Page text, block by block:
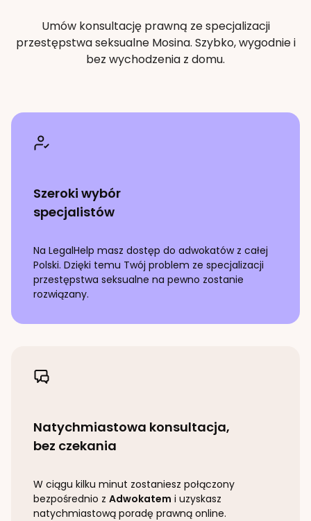
Umów konsultację prawną ze specjalizacji
przestępstwa seksualneMosina. Szybko, wygodnie i
bez wychodzenia z domu.
Szeroki wybór
specjalistów
Na LegalHelp masz dostęp do adwokatów z całej
Polski. Dzięki temu Twój problem ze specjalizacji
przestępstwa seksualne na pewno zostanie
rozwiązany.
Natychmiastowa konsultacja,
bez czekania
W ciągu kilku minut zostaniesz połączony
bezpośrednio z Adwokatem i uzyskasz
natychmiastową poradę prawną online.